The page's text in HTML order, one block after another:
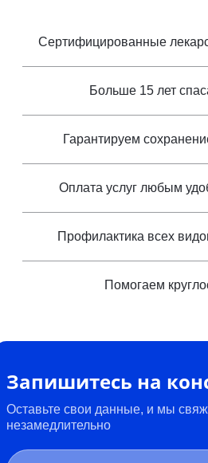
Сертифицированные
Больше 15 лет
Гарантируем
Оплата услуг любым
Профилактика всех
Помогаем
Запишитесь на
Оставьте свои данные, и мы
незамедлительно